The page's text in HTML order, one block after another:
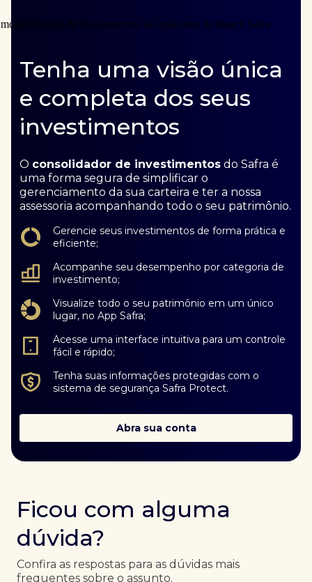
Tenha uma visão única
e completa dos seus
investimentos
O consolidador de investimentos do Safra é
uma forma segura de simplificar o
gerenciamento da sua carteira e ter a nossa
assessoria acompanhando todo o seu patrimônio.
Gerencie seus investimentos de forma prática e
eficiente;
Acompanhe seu desempenho por categoria de
investimento;
Visualize todo o seu patrimônio em um único
lugar, no App Safra;
Acesse uma interface intuitiva para um controle
fácil e rápido;
Tenha suas informações protegidas com o
sistema de segurança Safra Protect.
Abra sua conta
Ficou com alguma
dúvida?
Confira as respostas para as dúvidas mais
frequentes sobre o assunto.